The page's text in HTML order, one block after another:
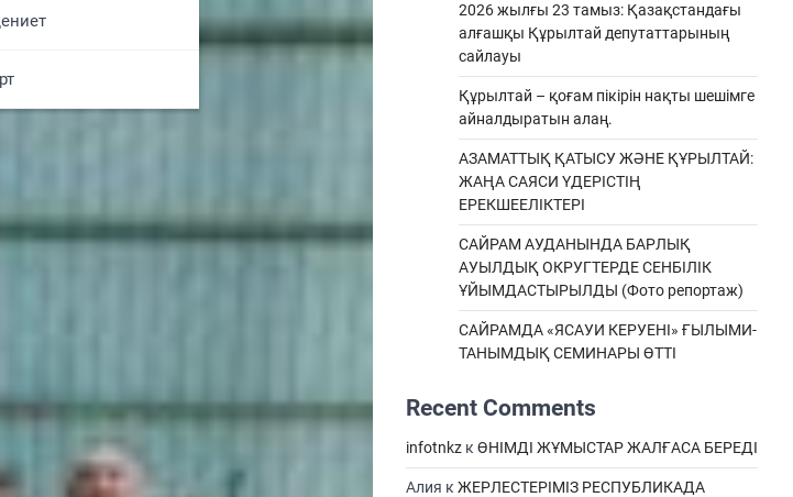
2026 жылғы 23 тамыз: Қазақстандағы
алғашқы Құрылтай депутаттарының
сайлауы
Құрылтай – қоғам пікірін нақты шешімге
айналдыратын алаң.
АЗАМАТТЫҚ ҚАТЫСУ ЖӘНЕ ҚҰРЫЛТАЙ:
ЖАҢА САЯСИ ҮДЕРІСТІҢ
ЕРЕКШEЕЛІКТЕРІ
САЙРАМ АУДАНЫНДА БАРЛЫҚ
АУЫЛДЫҚ ОКРУГТЕРДЕ СЕНБІЛІК
ҰЙЫМДАСТЫРЫЛДЫ (Фото репортаж)
САЙРАМДА «ЯСАУИ КЕРУЕНІ» ҒЫЛЫМИ-
ТАНЫМДЫҚ СЕМИНАРЫ ӨТТІ
Recent Comments
infotnkz к ӨНІМДІ ЖҰМЫСТАР ЖАЛҒАСА БЕРЕДІ
Алия к ЖЕРЛЕСТЕРІМІЗ РЕСПУБЛИКАДА